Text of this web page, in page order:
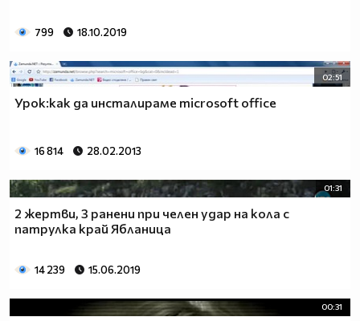
799 18.10.2019
02:51
Урок:как да инсталираме microsoft office
16 814 28.02.2013
01:31
2 жертви, 3 ранени при челен удар на кола с
патрулка край Ябланица
14 239 15.06.2019
00:31